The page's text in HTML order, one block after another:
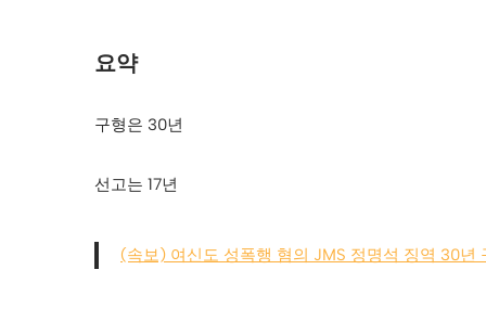
요약
구형은 30년
선고는 17년
(속보) 여신도 성폭행 혐의 JMS 정명석 징역 30년